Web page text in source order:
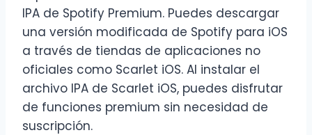
IPA de Spotify Premium. Puedes descargar
una versión modificada de Spotify para iOS
a través de tiendas de aplicaciones no
oficiales como Scarlet iOS. Al instalar el
archivo IPA de Scarlet iOS, puedes disfrutar
de funciones premium sin necesidad de
suscripción.